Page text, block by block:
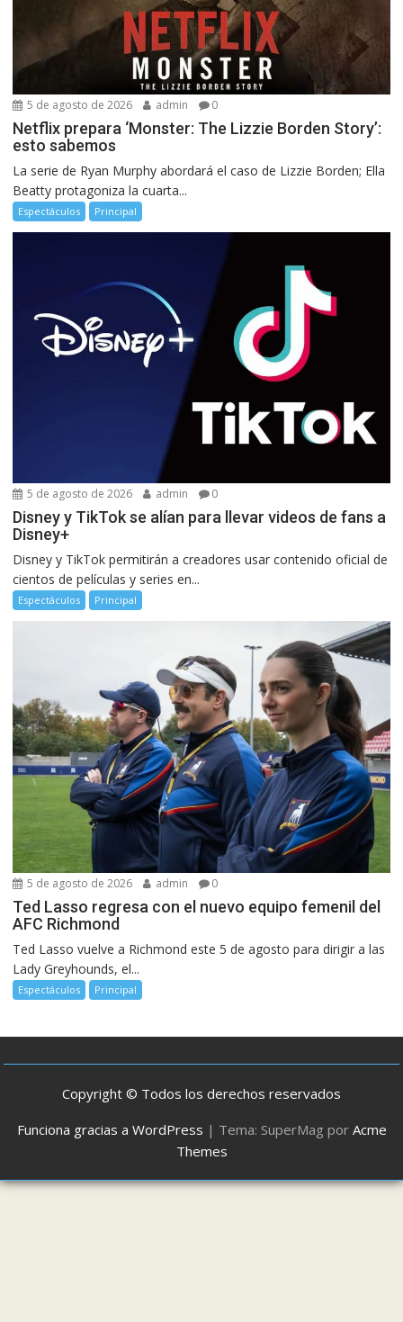
5 de agosto de 2026 admin 0
Netflix prepara ‘Monster: The Lizzie Borden Story’:
esto sabemos
La serie de Ryan Murphy abordará el caso de Lizzie Borden; Ella
Beatty protagoniza la cuarta...
Espectáculos Principal
5 de agosto de 2026 admin 0
Disney y TikTok se alían para llevar videos de fans a
Disney+
Disney y TikTok permitirán a creadores usar contenido oficial de
cientos de películas y series en...
Espectáculos Principal
5 de agosto de 2026 admin 0
Ted Lasso regresa con el nuevo equipo femenil del
AFC Richmond
Ted Lasso vuelve a Richmond este 5 de agosto para dirigir a las
Lady Greyhounds, el...
Espectáculos Principal
Copyright © Todos los derechos reservados
Funciona gracias a WordPress | Tema: SuperMag por Acme
Themes